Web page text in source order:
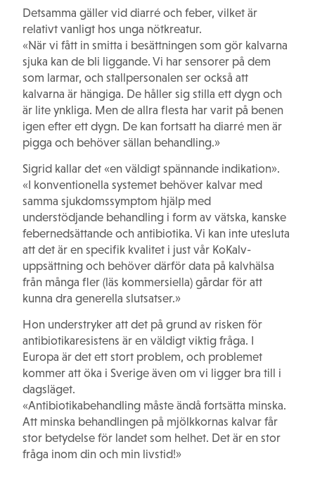
Detsamma gäller vid diarré och feber, vilket är
relativt vanligt hos unga nötkreatur.
«När vi fått in smitta i besättningen som gör kalvarna
sjuka kan de bli liggande. Vi har sensorer på dem
som larmar, och stallpersonalen ser också att
kalvarna är hängiga. De håller sig stilla ett dygn och
är lite ynkliga. Men de allra flesta har varit på benen
igen efter ett dygn. De kan fortsatt ha diarré men är
pigga och behöver sällan behandling.»
Sigrid kallar det «en väldigt spännande indikation».
«I konventionella systemet behöver kalvar med
samma sjukdomssymptom hjälp med
understödjande behandling i form av vätska, kanske
febernedsättande och antibiotika. Vi kan inte utesluta
att det är en specifik kvalitet i just vår KoKalv-
uppsättning och behöver därför data på kalvhälsa
från många fler (läs kommersiella) gårdar för att
kunna dra generella slutsatser.»
Hon understryker att det på grund av risken för
antibiotika­resistens är en väldigt viktig fråga. I
Europa är det ett stort problem, och problemet
kommer att öka i Sverige även om vi ligger bra till i
dagsläget.
«Antibiotikabehandling måste ändå fortsätta minska.
Att minska behandlingen på mjölkkornas kalvar får
stor betydelse för landet som helhet. Det är en stor
fråga inom din och min livstid!»